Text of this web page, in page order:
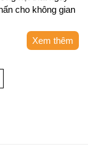
cho không gian
Xem thêm